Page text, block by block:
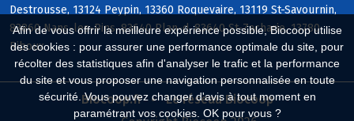
Afin de vous offrir la meilleure expérience possible, Biocoop utilise
des cookies : pour assurer une performance optimale du site, pour
récolter des statistiques afin d'analyser le trafic et la performance
du site et vous proposer une navigation personnalisée en toute
sécurité. Vous pouvez changer d'avis à tout moment en
paramétrant vos cookies. OK pour vous ?
Destrousse, 13124 Peypin, 13360 Roquevaire, 13119 St-Savournin,
83860 Nans-les-Pins, 83640 Plan-d, 83640 St-Zacharie, 13780
Riboux
Biocoop.fr
Le réseau Biocoop